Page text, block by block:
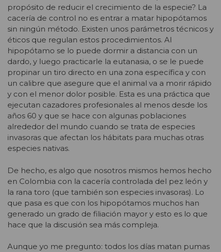
propósito de reducir el crecimiento de la especie? La
cacería de control no es entrar a matar hipopótamos
sin ningún método. Existen unos parámetros técnicos y
éticos que regulan estos procedimientos. Al
hipopótamo se lo puede dormir a distancia con un
dardo, y luego practicarle la eutanasia, o se le puede
propinar un tiro directo en una zona específica y con
un calibre que asegure que el animal va a morir rápido
y con el menor dolor posible. Esta es una práctica que
ejecutan cazadores profesionales al menos desde los
años 60 y que se hace con algunas poblaciones
alrededor del mundo cuando se trata de especies
invasoras que afectan los hábitats para muchas otras
especies nativas.
De hecho, es algo que nosotros mismos hemos hecho
en Colombia con la cacería controlada del pez león y
la rana toro (que también son especies invasoras). Lo
que pasa es que con los hipopótamos muchos han
generado un grado de filiación mayor y esto es lo que
hace que la discusión sea más compleja.
Aunque yo me pregunto: todos los días matan pumas